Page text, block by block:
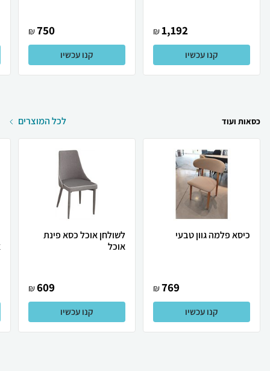
1,192
₪
קנו עכשיו
750
₪
קנו עכשיו
כסאות ועוד לכל המוצרים
כיסא פלמה גוון טבעי
769
₪
קנו עכשיו
לשולחן אוכל כסא פינת
אוכל
609
₪
קנו עכשיו